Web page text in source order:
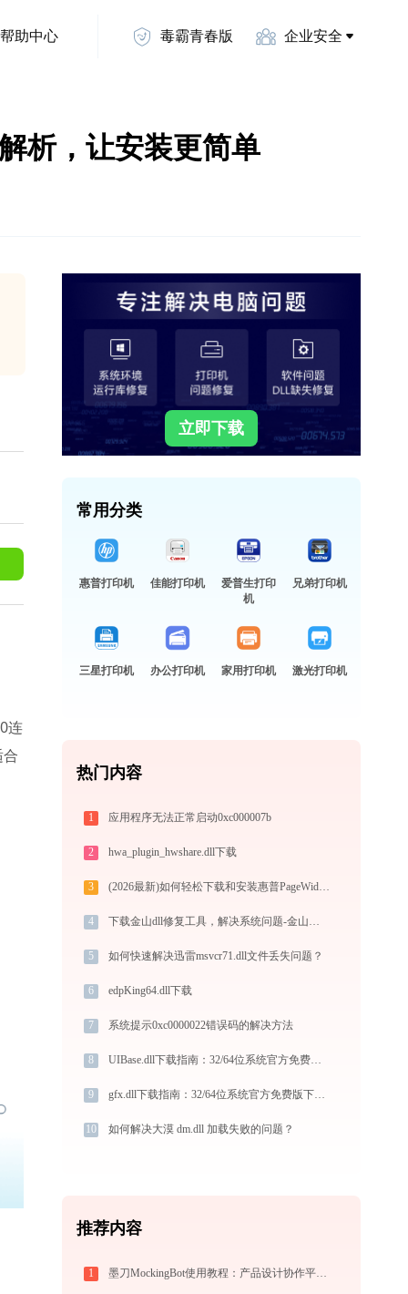
帮助中心 毒霸青春版 企业安全
析，让安装更简单
连
立即下载
常用分类
惠普打印机 佳能打印机
爱普生打印
机
兄弟打印机
三星打印机 办公打印机 家用打印机 激光打印机
热门内容
1 应用程序无法正常启动0xc000007b
2 hwa_plugin_hwshare.dll下载
3 (2026最新)如何轻松下载和安装惠普PageWide Pro 552dw(D3Q17D)打印机驱动？跟着这篇指南走
4 下载金山dll修复工具，解决系统问题-金山毒霸
5 如何快速解决迅雷msvcr71.dll文件丢失问题？
6 edpKing64.dll下载
7 系统提示0xc0000022错误码的解决方法
8 UIBase.dll下载指南：32/64位系统官方免费下载与安装教程
9 gfx.dll下载指南：32/64位系统官方免费版下载与安装教程
10 如何解决大漠 dm.dll 加载失败的问题？
推荐内容
1 墨刀MockingBot使用教程：产品设计协作平台从入门到精通